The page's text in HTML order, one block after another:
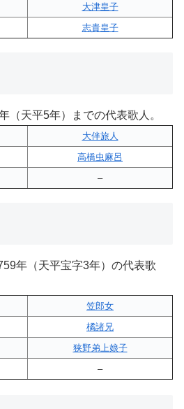
大津皇子
志貴皇子
（天平5年）までの代表歌人。
大伴旅人
高橋虫麻呂
–
年（天平宝字3年）の代表歌
笠郎女
橘諸兄
狭野弟上娘子
–